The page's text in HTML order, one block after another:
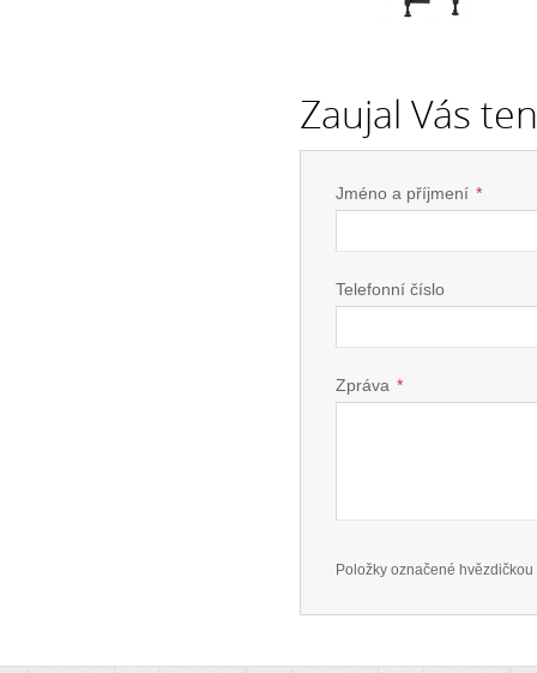
Zaujal Vás
Jméno a příjmení *
Telefonní číslo
Zpráva *
Položky označené hvězdičkou